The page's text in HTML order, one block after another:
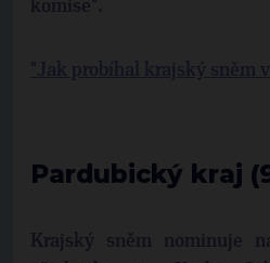
komise".
Pardubický kraj
Krajský sněm nominuje